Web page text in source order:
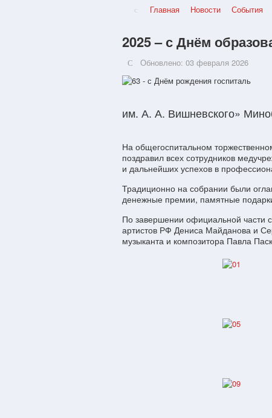
Главная Новости События
2025 – с Днём
Обновлено: 03 февраля 2026
им. А. А. Вишневского»
На общегоспитальном
поздравил всех сотрудников
и дальнейших успехов в
Традиционно на собрании были
денежные премии, памятные
По завершении официальной части
артистов РФ Дениса Майданова и
музыканта и композитора Павла